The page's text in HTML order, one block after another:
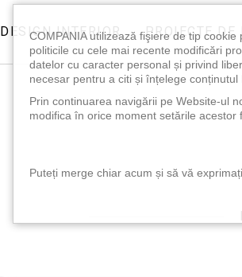
DESIGN INTERIOR PROIECTE DE
COMPANIA utilizează fişiere de tip
politicile cu cele mai recente modificări
datelor cu caracter personal și privind
necesar pentru a citi și înțelege conținutul
Prin continuarea navigării pe Website-ul
modifica în orice moment setările acestor
Puteți merge chiar acum și să vă